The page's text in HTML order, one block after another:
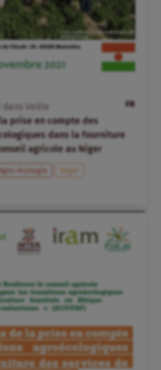
FR
dans
Veille
prise en compte des
dans la fourniture
agricole au Niger
Agro-écologie
Niger